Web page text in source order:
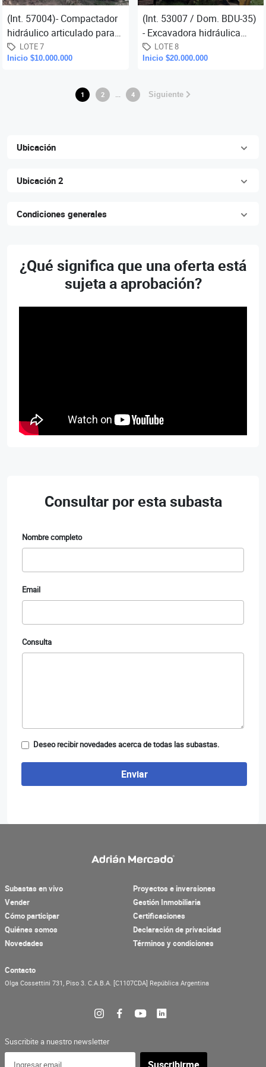
(Int. 57004)- Compactador
hidráulico articulado para
suelo pata de cabra Cat,
mod. 825C, año 1978, c
LOTE 7
Inicio $10.000.000
(Int. 53007 / Dom. BDU-35)
- Excavadora hidráulica
sobre orugas Hyundai,
mod. Robex 320 LC-7, año
LOTE 8
Inicio $20.000.000
1 2 ... 4 Siguiente
Ubicación
Ubicación 2
Condiciones generales
¿Qué significa que una oferta está
sujeta a aprobación?
Consultar por esta subasta
Nombre completo
Email
Consulta
Deseo recibir novedades acerca de todas las subastas.
Enviar
Subastas en vivo
Vender
Cómo participar
Quiénes somos
Novedades
Proyectos e inversiones
Gestión Inmobiliaria
Certificaciones
Declaración de privacidad
Términos y condiciones
Contacto
Olga Cossettini 731, Piso 3. C.A.B.A. [C1107CDA] República Argentina
Suscribite a nuestro newsletter